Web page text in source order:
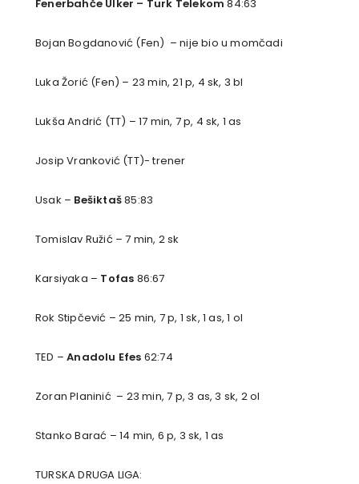
Fenerbahče Ulker – Turk Telekom84:63
Bojan Bogdanović (Fen) – nije bio u momčadi
Luka Žorić (Fen) – 23 min, 21 p, 4 sk, 3 bl
Lukša Andrić (TT) – 17 min, 7 p, 4 sk, 1 as
Josip Vranković (TT)- trener
Usak – Bešiktaš85:83
Tomislav Ružić – 7 min, 2 sk
Karsiyaka – Tofas 86:67
Rok Stipčević – 25 min, 7 p, 1 sk, 1 as, 1 ol
TED – Anadolu Efes 62:74
Zoran Planinić – 23 min, 7 p, 3 as, 3 sk, 2 ol
Stanko Barać – 14 min, 6 p, 3 sk, 1 as
TURSKA DRUGA LIGA: